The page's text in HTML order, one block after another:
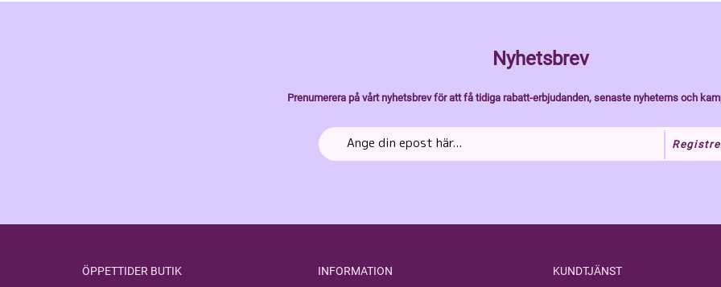
Nyhetsbrev
Prenumerera på vårt nyhetsbrev för att få tidiga rabatt-erbjudanden, senaste nyheterns och
ÖPPETTIDER BUTIK INFORMATION KUNDTJÄNST